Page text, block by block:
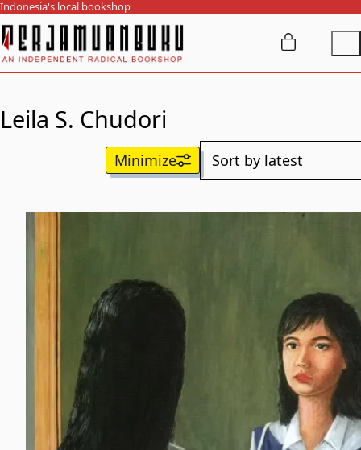
Indonesia's local bookshop
Leila S. Chudori